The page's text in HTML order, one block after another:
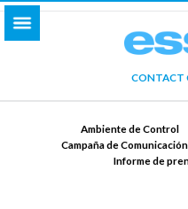
CONTACT
Ambiente de Control
Campaña de Comunicación
Informe de